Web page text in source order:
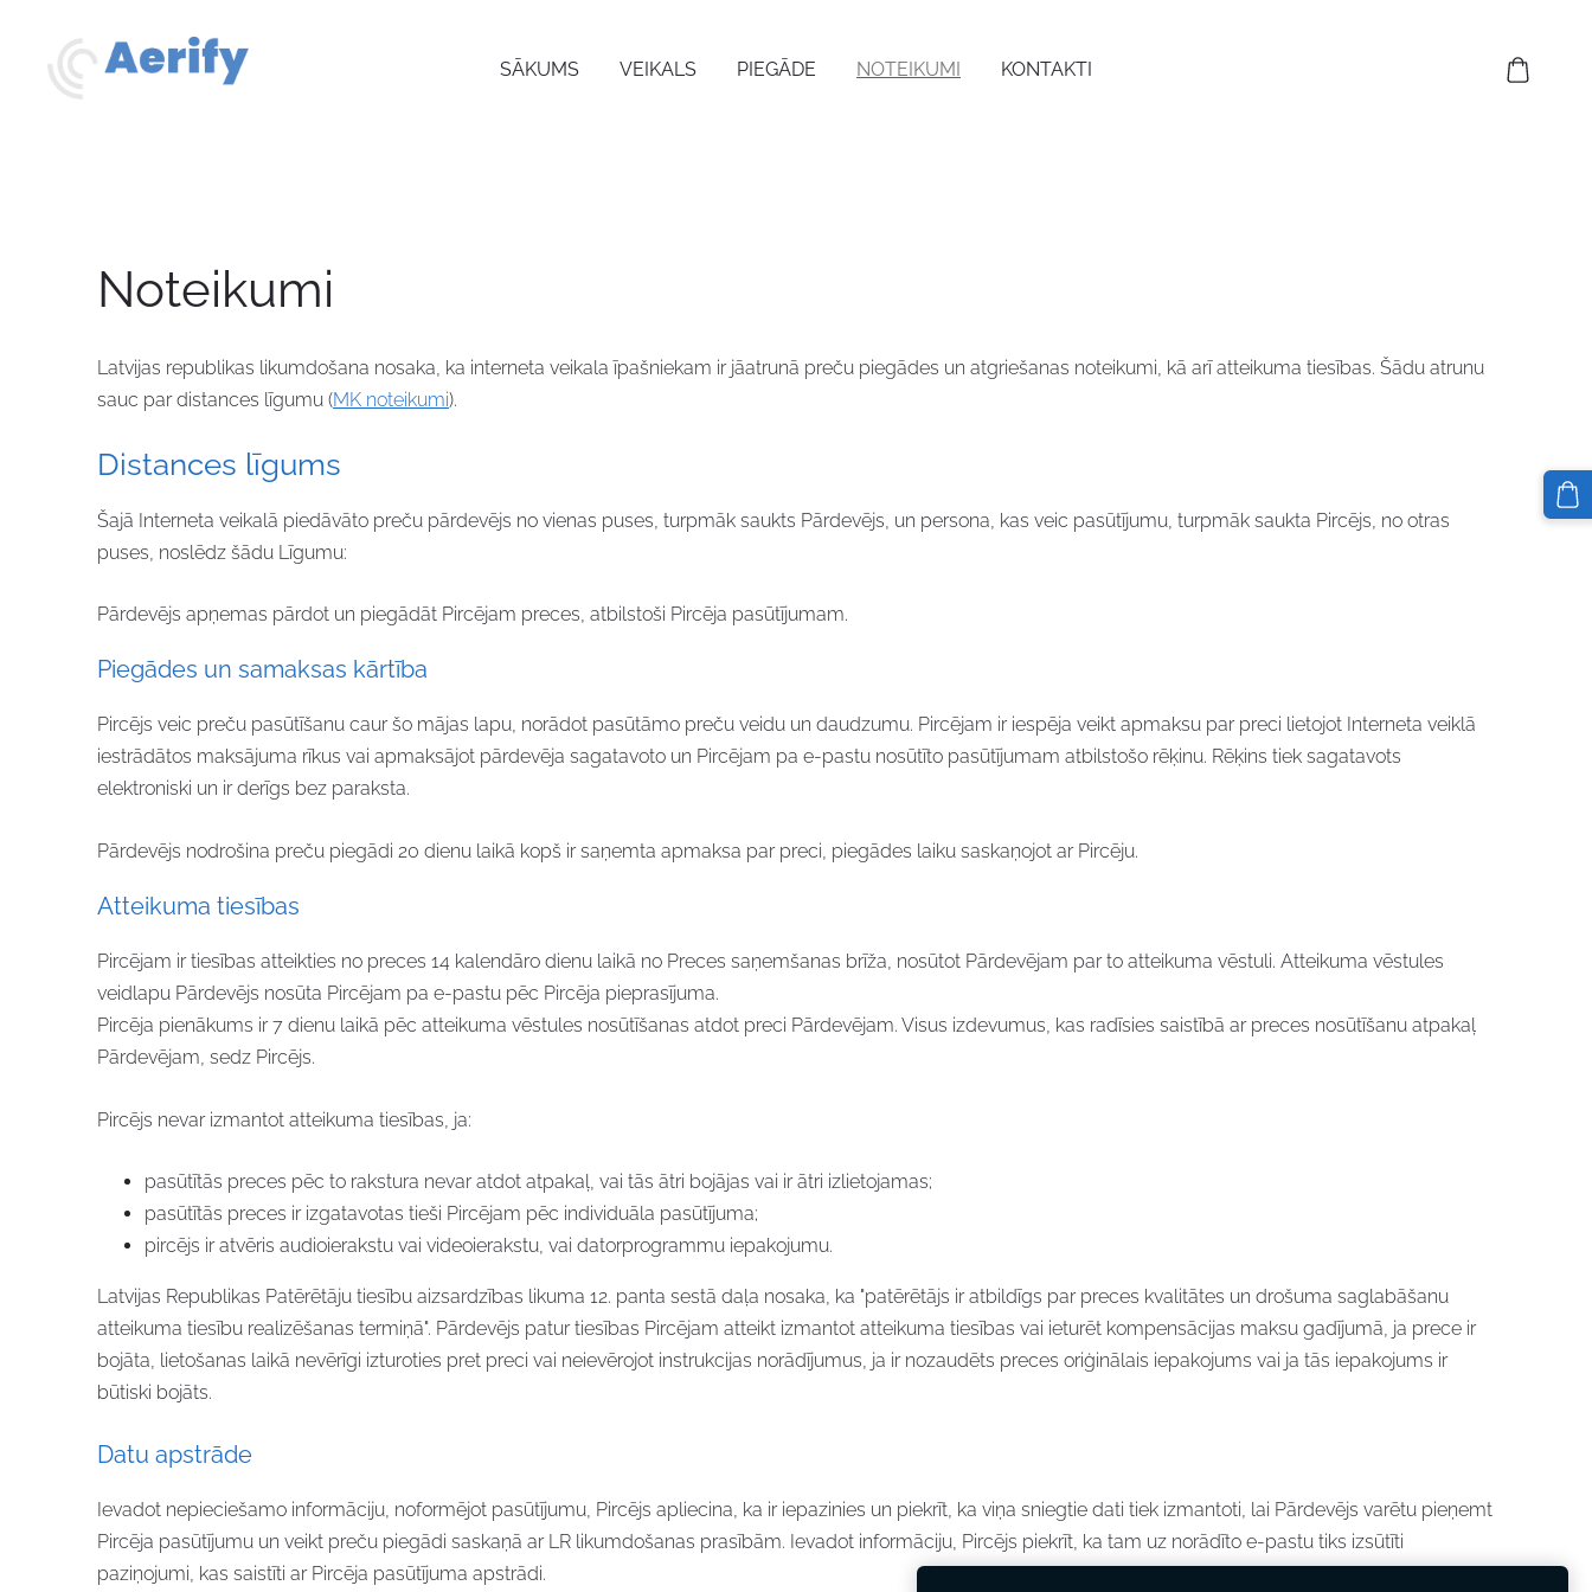
SĀKUMS VEIKALS PIEGĀDE NOTEIKUMI KONTAKTI
Noteikumi
Latvijas republikas likumdošana nosaka, ka interneta veikala īpašniekam ir jāatrunā preču piegādes un atgriešanas noteikumi, kā arī atteikuma tiesības. Šādu atrunu
sauc par distances līgumu (MK noteikumi).
Distances līgums
Šajā Interneta veikalā piedāvāto preču pārdevējs no vienas puses, turpmāk saukts Pārdevējs, un persona, kas veic pasūtījumu, turpmāk saukta Pircējs, no otras
puses, noslēdz šādu Līgumu:
Pārdevējs apņemas pārdot un piegādāt Pircējam preces, atbilstoši Pircēja pasūtījumam.
Piegādes un samaksas kārtība
Pircējs veic preču pasūtīšanu caur šo mājas lapu, norādot pasūtāmo preču veidu un daudzumu. Pircējam ir iespēja veikt apmaksu par preci lietojot Interneta veiklā
iestrādātos maksājuma rīkus vai apmaksājot pārdevēja sagatavoto un Pircējam pa e-pastu nosūtīto pasūtījumam atbilstošo rēķinu. Rēķins tiek sagatavots
elektroniski un ir derīgs bez paraksta.
Pārdevējs nodrošina preču piegādi 20 dienu laikā kopš ir saņemta apmaksa par preci, piegādes laiku saskaņojot ar Pircēju.
Atteikuma tiesības
Pircējam ir tiesības atteikties no preces 14 kalendāro dienu laikā no Preces saņemšanas brīža, nosūtot Pārdevējam par to atteikuma vēstuli. Atteikuma vēstules
veidlapu Pārdevējs nosūta Pircējam pa e-pastu pēc Pircēja pieprasījuma.
Pircēja pienākums ir 7 dienu laikā pēc atteikuma vēstules nosūtīšanas atdot preci Pārdevējam. Visus izdevumus, kas radīsies saistībā ar preces nosūtīšanu atpakaļ
Pārdevējam, sedz Pircējs.
Pircējs nevar izmantot atteikuma tiesības, ja:
pasūtītās preces pēc to rakstura nevar atdot atpakaļ, vai tās ātri bojājas vai ir ātri izlietojamas;
pasūtītās preces ir izgatavotas tieši Pircējam pēc individuāla pasūtījuma;
pircējs ir atvēris audioierakstu vai videoierakstu, vai datorprogrammu iepakojumu.
Latvijas Republikas Patērētāju tiesību aizsardzības likuma 12. panta sestā daļa nosaka, ka "patērētājs ir atbildīgs par preces kvalitātes un drošuma saglabāšanu
atteikuma tiesību realizēšanas termiņā". Pārdevējs patur tiesības Pircējam atteikt izmantot atteikuma tiesības vai ieturēt kompensācijas maksu gadījumā, ja prece ir
bojāta, lietošanas laikā nevērīgi izturoties pret preci vai neievērojot instrukcijas norādījumus, ja ir nozaudēts preces oriģinālais iepakojums vai ja tās iepakojums ir
būtiski bojāts.
Datu apstrāde
Ievadot nepieciešamo informāciju, noformējot pasūtījumu, Pircējs apliecina, ka ir iepazinies un piekrīt, ka viņa sniegtie dati tiek izmantoti, lai Pārdevējs varētu pieņemt
Pircēja pasūtījumu un veikt preču piegādi saskaņā ar LR likumdošanas prasībām. Ievadot informāciju, Pircējs piekrīt, ka tam uz norādīto e-pastu tiks izsūtīti
paziņojumi, kas saistīti ar Pircēja pasūtījuma apstrādi.